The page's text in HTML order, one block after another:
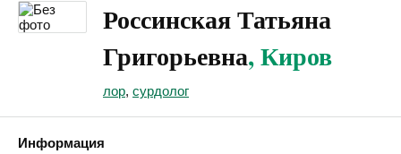
Россинская Татьяна
Григорьевна, Киров
лор, сурдолог
Информация